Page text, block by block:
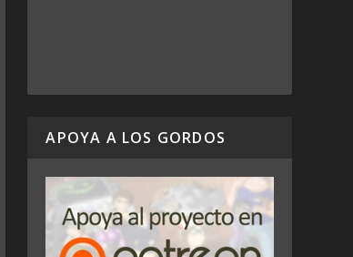
APOYA A LOS GORDOS